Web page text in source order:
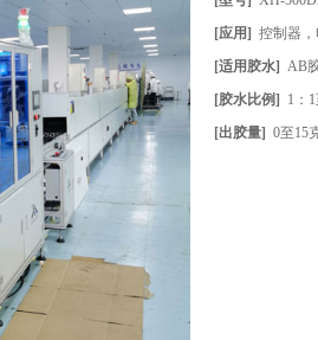
[应用] 控制器
[适用胶水] AB
[胶水比例]
1：
[出胶量] 0至15